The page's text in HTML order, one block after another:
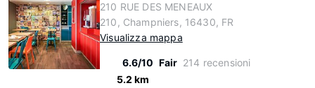
210 RUE DES MENEAUX
210, Champniers, 16430, FR
Visualizza mappa
6.6/10 Fair 214 recensioni
5.2 km